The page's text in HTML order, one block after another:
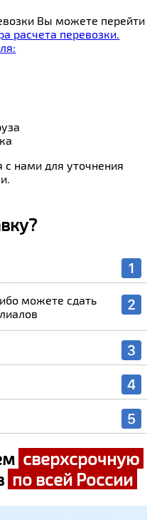
Вы можете перейти
расчета перевозки.
нами для уточнения
можете сдать
сверхсрочную
по всей России